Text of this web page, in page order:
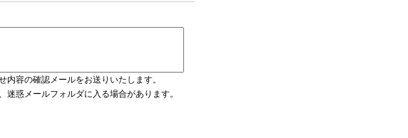
容の確認メールをお送りいたします。
惑メールフォルダに入る場合があります。